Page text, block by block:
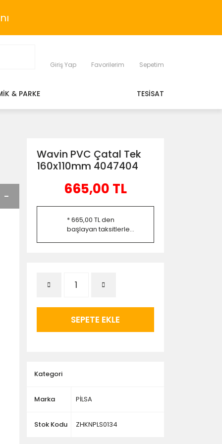
Giriş Yap Favorilerim Sepetim
& PARKE TESİSAT
Wavin PVC Çatal Tek
160x110mm 4047404
665,00 TL
* 665,00 TL den
başlayan taksitlerle...
SEPETE EKLE
Kategori
Marka PİLSA
Stok Kodu ZHKNPLS0134